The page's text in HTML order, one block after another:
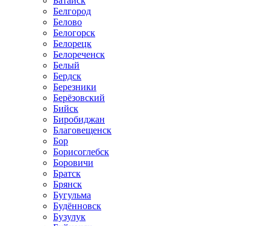
Белгород
Белово
Белогорск
Белорецк
Белореченск
Белый
Бердск
Березники
Берёзовский
Бийск
Биробиджан
Благовещенск
Бор
Борисоглебск
Боровичи
Братск
Брянск
Бугульма
Будённовск
Бузулук